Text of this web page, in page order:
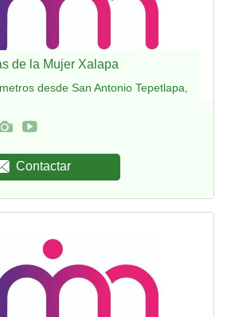
de la Mujer Xalapa
desde San Antonio Tepetlapa,
Contactar